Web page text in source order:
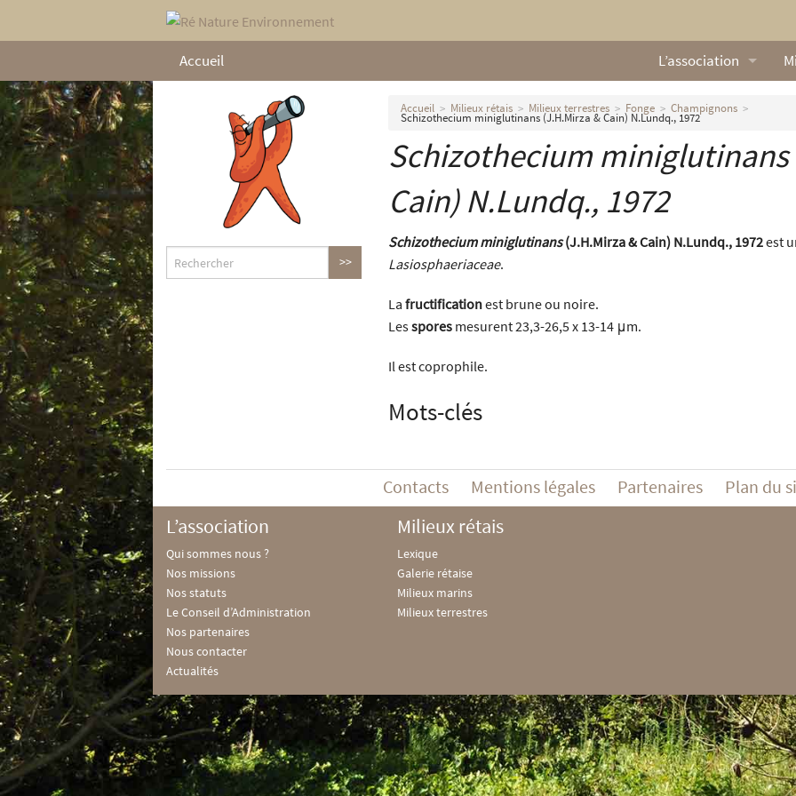
Accueil L’association
Qui sommes nous ?
Nos missions
Nos statuts
Accueil Milieux rétais Milieux terrestres Fonge Champignons
Schizothecium miniglutinans (J.H.Mirza & Cain) N.Lundq., 1972
Schizothecium miniglutinans
Cain) N.Lundq., 1972
Schizothecium miniglutinans(J.H.Mirza & Cain) N.Lundq., 1972est
Lasiosphaeriaceae.
La fructificationest brune ou noire.
Lesspores mesurent 23,3-26,5 x 13-14 μm.
Il est coprophile.
Mots-clés
Contacts Mentions légales Partenaires Plan du
L’association
Qui sommes nous ?
Nos missions
Nos statuts
Le Conseil d’Administration
Nos partenaires
Nous contacter
Actualités
Milieux rétais
Lexique
Galerie rétaise
Milieux marins
Milieux terrestres